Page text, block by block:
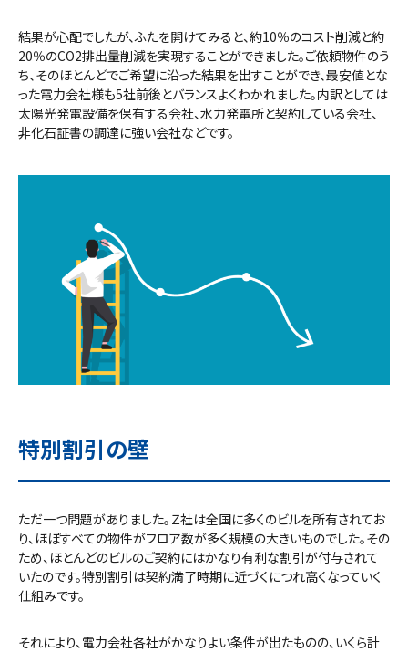
結果が心配でしたが、ふたを開けてみると、約10％のコスト削減と約
20％のCO2排出量削減を実現することができました。ご依頼物件のう
ち、そのほとんどでご希望に沿った結果を出すことができ、最安値とな
った電力会社様も5社前後とバランスよくわかれました。内訳としては
太陽光発電設備を保有する会社、水力発電所と契約している会社、
非化石証書の調達に強い会社などです。
特別割引の壁
ただ一つ問題がありました。Ｚ社は全国に多くのビルを所有されてお
り、ほぼすべての物件がフロア数が多く規模の大きいものでした。その
ため、ほとんどのビルのご契約にはかなり有利な割引が付与されて
いたのです。特別割引は契約満了時期に近づくにつれ高くなっていく
仕組みです。
それにより、電力会社各社がかなりよい条件が出たものの、いくら計